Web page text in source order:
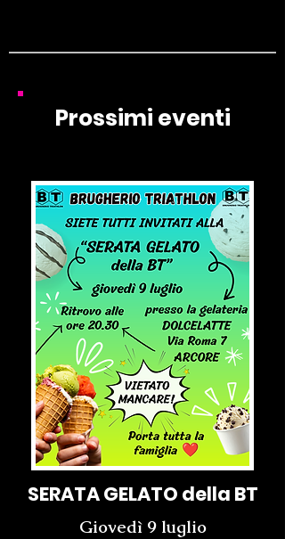
Prossimi eventi
SERATA GELATO della BT
Giovedì 9 luglio